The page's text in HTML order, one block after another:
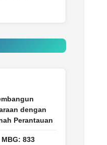
dengan
Perantauan
833